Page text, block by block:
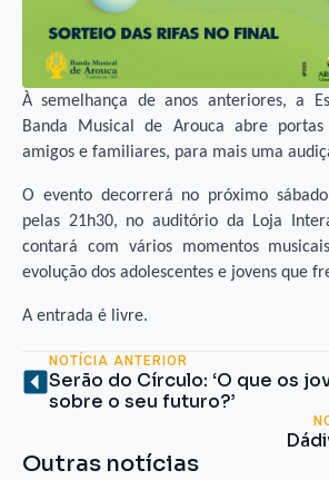
À semelhança de anos anteriores, a
Banda Musical de Arouca abre
amigos e familiares, para mais uma
O evento decorrerá no próximo
pelas 21h30, no auditório da Loja
contará com vários momentos
evolução dos adolescentes e jovens que
A entrada é livre.
NOTÍCIA ANTERIOR
Serão do Círculo: ‘O que os
sobre o seu futuro?’
Outras notícias